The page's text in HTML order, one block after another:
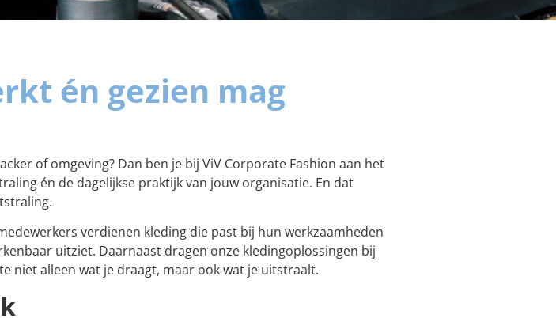
én gezien mag
of omgeving? Dan ben je bij ViV Corporate Fashion aan het
én de dagelijkse praktijk van jouw organisatie. En dat
verdienen kleding die past bij hun werkzaamheden
uitziet. Daarnaast dragen onze kledingoplossingen bij
niet alleen wat je draagt, maar ook wat je uitstraalt.